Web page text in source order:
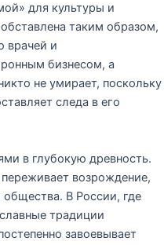
для культуры и
таким образом,
врачей и
бизнесом, а
не умирает, поскольку
следа в его
в глубокую древность.
возрождение,
В России, где
традиции
завоевывает